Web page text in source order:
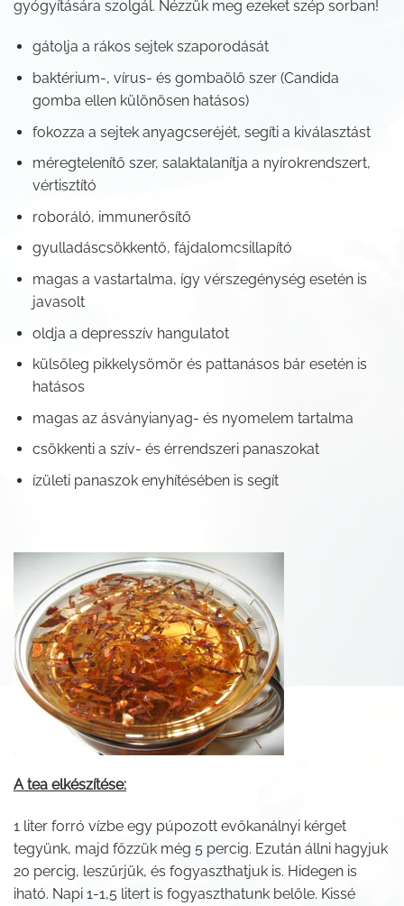
gyógyítására szolgál. Nézzük meg ezeket szép sorban!
gátolja a rákos sejtek szaporodását
baktérium-, vírus- és gombaölő szer (Candida
gomba ellen különösen hatásos)
fokozza a sejtek anyagcseréjét, segíti a kiválasztást
méregtelenítő szer, salaktalanítja a nyírokrendszert,
vértisztító
roboráló, immunerősítő
gyulladáscsökkentő, fájdalomcsillapító
magas a vastartalma, így vérszegénység esetén is
javasolt
oldja a depresszív hangulatot
külsőleg pikkelysömör és pattanásos bár esetén is
hatásos
magas az ásványianyag- és nyomelem tartalma
csökkenti a szív- és érrendszeri panaszokat
ízületi panaszok enyhítésében is segít
A tea elkészítése:
1 liter forró vízbe egy púpozott evőkanálnyi kérget
tegyünk, majd főzzük még 5 percig. Ezután állni hagyjuk
20 percig, leszűrjük, és fogyaszthatjuk is. Hidegen is
iható. Napi 1-1,5 litert is fogyaszthatunk belőle. Kissé